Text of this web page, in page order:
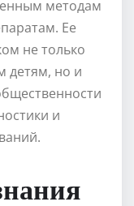
методам
Ее
не только
детям, но и
и